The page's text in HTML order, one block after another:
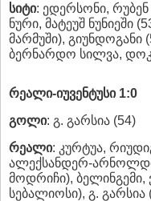
სიტი: ედერსონი,
ნური, მატეუშ ნუნიეში
მარმუში),
ბერნარდო სილვა,
რეალი-იუვენტუსი 1:0
გოლი: გ. გარსია (54)
რეალი: კურტუა,
ალექსანდერ-
მოდრიჩი), ბელინგემი,
სებალიოსი), გ. გარსია